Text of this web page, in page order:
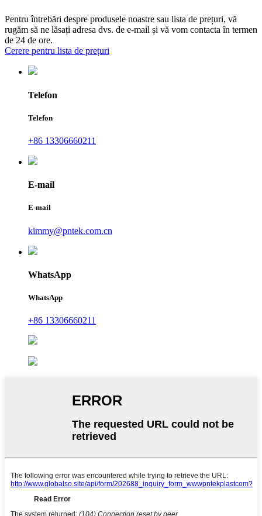
Pentru întrebări despre produsele noastre sau lista de prețuri, vă
rugăm să ne lăsați adresa dvs. de e-mail și vă vom contacta în termen
de 24 de ore.
Cerere pentru lista de prețuri
Telefon
Telefon
+86 13306660211
E-mail
E-mail
kimmy@pntek.com.cn
WhatsApp
WhatsApp
+86 13306660211